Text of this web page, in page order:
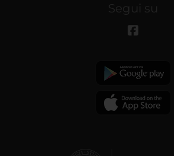
Segui su